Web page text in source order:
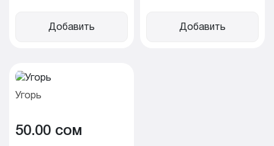
Добавить Добавить
Угорь
50.00 cом